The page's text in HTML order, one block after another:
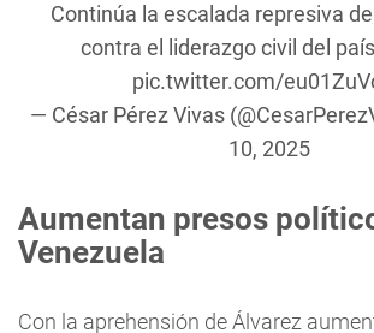
Continúa la escalada represiva
contra el liderazgo civil del
pic.twitter.com/
— César Pérez Vivas
10, 2025
Aumentan presos
Venezuela
Con la aprehensión de Álvarez